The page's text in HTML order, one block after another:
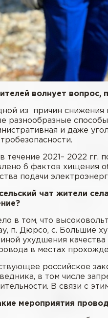
волнует вопрос,
из причин снижения
разнообразные
и даже
в течение 2021– 2022
6 фактов хищения
подачи
чат жители
в том, что
п. Дюрсо, с. Большие
ухудшения
в местах
российское
в том числе
В связи с
мероприятия